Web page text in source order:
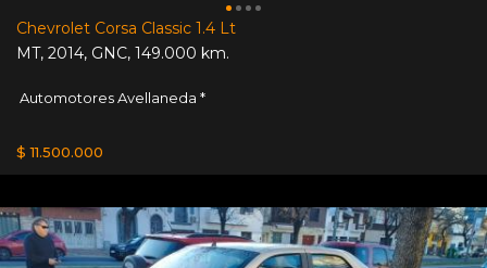
Chevrolet Corsa Classic 1.4 Lt
MT, 2014, GNC, 149.000 km.
Automotores Avellaneda *
$ 11.500.000